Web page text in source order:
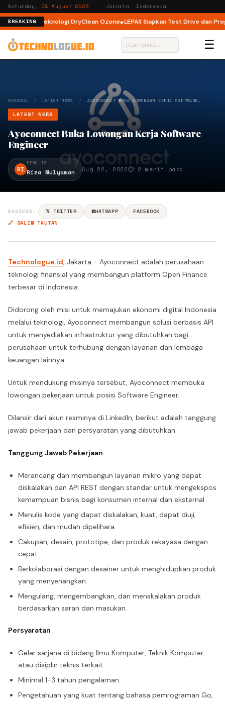
Saturday,08 August 2026 · Jakarta, Indonesia
BREAKING
dengan Teknologi DryClean Ozone LEPAS Siapkan Test Drive dan
⌕ ☰
BERANDA / LATEST NEWS / AYOCONNECT BUKA LOWONGAN KERJA SOFTWARE…
LATEST NEWS
Ayoconnect Buka Lowongan Kerja Software
Engineer
RI
PENULIS
Riza Mulyawan Aug 22, 2022⏱ 2 menit baca
BAGIKAN: 𝕏 TWITTER WHATSAPP
FACEBOOK
🔗 SALIN TAUTAN
Technologue.id, Jakarta - Ayoconnect adalah perusahaan
teknologi finansial yang membangun platform Open Finance
terbesar di Indonesia.
Didorong oleh misi untuk memajukan ekonomi digital Indonesia
melalui teknologi, Ayoconnect membangun solusi berbasis API
untuk menyediakan infrastruktur yang dibutuhkan bagi
perusahaan untuk terhubung dengan layanan dan lembaga
keuangan lainnya.
Untuk mendukung misinya tersebut, Ayoconnect membuka
lowongan pekerjaan untuk posisi Software Engineer.
Dilansir dari akun resminya di LinkedIn, berikut adalah tanggung
jawab pekerjaan dan persyaratan yang dibutuhkan.
Tanggung Jawab Pekerjaan
Merancang dan membangun layanan mikro yang dapat
diskalakan dan API REST dengan standar untuk mengekspos
kemampuan bisnis bagi konsumen internal dan eksternal.
Menulis kode yang dapat diskalakan, kuat, dapat diuji,
efisien, dan mudah dipelihara.
Cakupan, desain, prototipe, dan produk rekayasa dengan
cepat.
Berkolaborasi dengan desainer untuk menghidupkan produk
yang menyenangkan.
Mengulang, mengembangkan, dan menskalakan produk
berdasarkan saran dan masukan.
Persyaratan
Gelar sarjana di bidang Ilmu Komputer, Teknik Komputer
atau disiplin teknis terkait.
Minimal 1-3 tahun pengalaman.
Pengetahuan yang kuat tentang bahasa pemrograman Go,